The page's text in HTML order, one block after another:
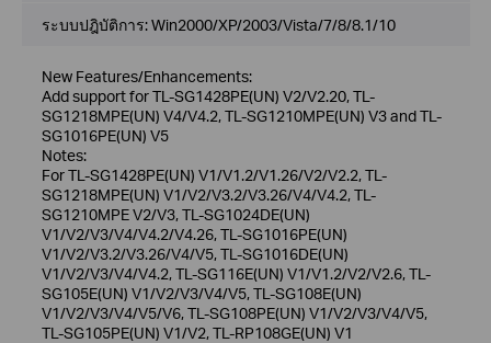
ระบบปฎิบัติการ: Win2000/XP/2003/Vista/7/8/8.1/10
New Features/Enhancements:
Add support for TL-SG1428PE(UN) V2/V2.20, TL-
SG1218MPE(UN) V4/V4.2, TL-SG1210MPE(UN) V3 and TL-
SG1016PE(UN) V5
Notes:
For TL-SG1428PE(UN) V1/V1.2/V1.26/V2/V2.2, TL-
SG1218MPE(UN) V1/V2/V3.2/V3.26/V4/V4.2, TL-
SG1210MPE V2/V3, TL-SG1024DE(UN)
V1/V2/V3/V4/V4.2/V4.26, TL-SG1016PE(UN)
V1/V2/V3.2/V3.26/V4/V5, TL-SG1016DE(UN)
V1/V2/V3/V4/V4.2, TL-SG116E(UN) V1/V1.2/V2/V2.6, TL-
SG105E(UN) V1/V2/V3/V4/V5, TL-SG108E(UN)
V1/V2/V3/V4/V5/V6, TL-SG108PE(UN) V1/V2/V3/V4/V5,
TL-SG105PE(UN) V1/V2, TL-RP108GE(UN) V1